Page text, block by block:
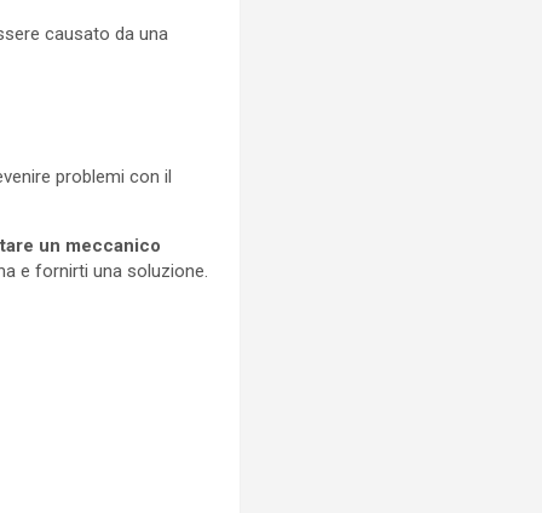
causato da una
problemi con il
un meccanico
e fornirti una soluzione.